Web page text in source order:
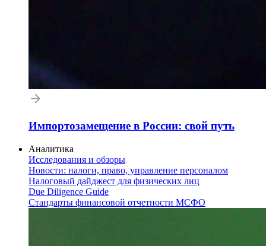
Импортозамещение в России: свой путь
Аналитика
Исследования и обзоры
Новости: налоги, право, управление персоналом
Налоговый дайджест для физических лиц
Due Diligence Guide
Стандарты финансовой отчетности МСФО